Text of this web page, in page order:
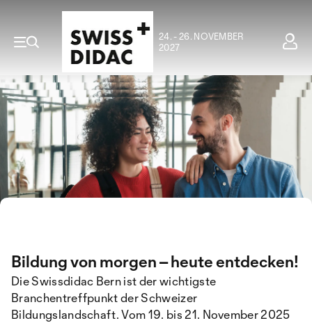
24. - 26. NOVEMBER
2027
Bildung von morgen – heute entdecken!
Die Swissdidac Bern ist der wichtigste
Branchentreffpunkt der Schweizer
Bildungslandschaft. Vom 19. bis 21. November 2025